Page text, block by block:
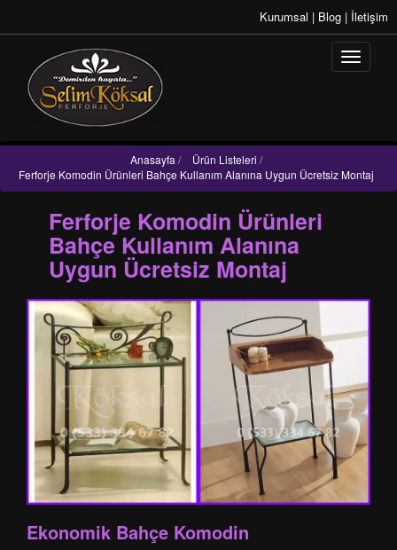
Kurumsal | Blog | İletişim
Anasayfa / Ürün Listeleri /
Ferforje Komodin Ürünleri Bahçe Kullanım Alanına Uygun Ücretsiz Montaj
Ferforje Komodin Ürünleri
Bahçe Kullanım Alanına
Uygun Ücretsiz Montaj
Ekonomik Bahçe Komodin